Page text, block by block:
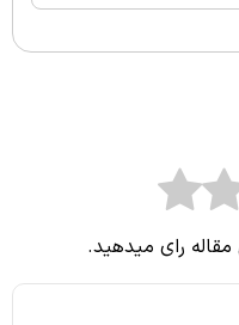
مقاله رای میدهید.